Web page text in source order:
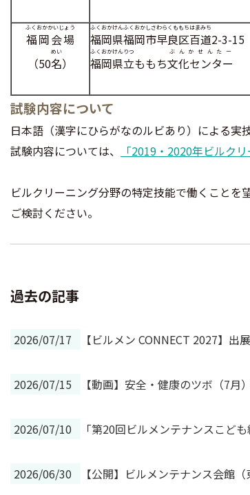
福岡会場
ふくおかかいじょう
（50名
めい
）
福岡県福岡市早良区百道
ふくおかけんふくおかしさわらくももちはまみち
2-3-15
福岡県立
ふくおかけんりつ
ももち文化センター
ぶんかせんたー
試験内容について
日本語（漢字にひらがなのルビあり）による実
試験内容については、
「2019・2020年ビルク
ビルクリーニング分野の特定技能で働くこと
ご検討ください。
過去の記事
2026/07/17 【ビルメン CONNECT 2027】
2026/07/15 【動画】安全・健康のツボ（7月
2026/07/10 「第20回ビルメンテナンスこど
2026/06/30 【公開】ビルメンテナンス会館